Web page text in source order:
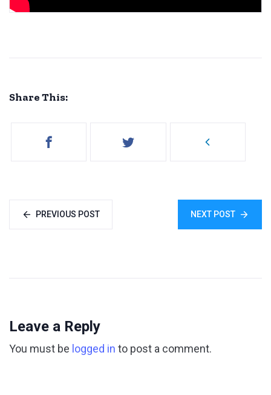
Share This:
PREVIOUS POST NEXT POST
Leave a Reply
You must be logged in to post a comment.